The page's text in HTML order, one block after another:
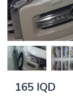
165 IQD